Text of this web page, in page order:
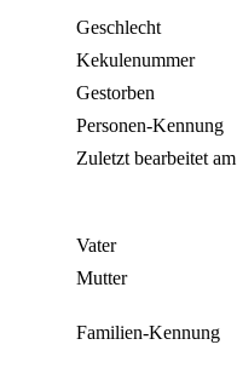
Geschlecht
Kekulenummer
Gestorben
Personen-Kennung
Zuletzt bearbeitet am
Vater
Mutter
Familien-Kennung